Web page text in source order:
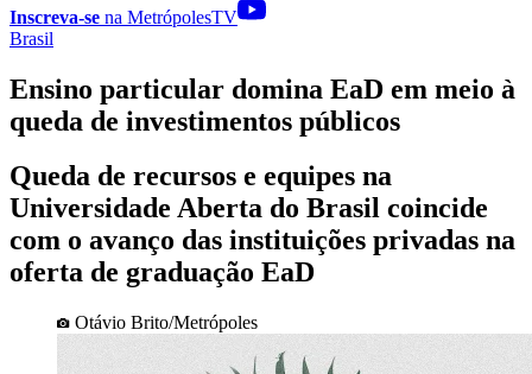
Inscreva-se na MetrópolesTV
Brasil
Ensino particular domina EaD em meio à
queda de investimentos públicos
Queda de recursos e equipes na
Universidade Aberta do Brasil coincide
com o avanço das instituições privadas na
oferta de graduação EaD
Otávio Brito/Metrópoles